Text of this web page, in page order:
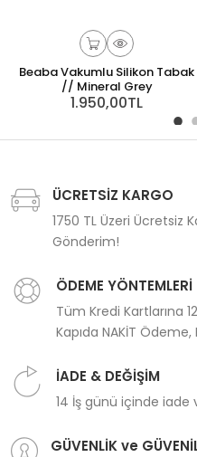
Beaba Vakumlu Silikon Tabak
// Mineral Grey
1.950,00TL
ÜCRETSİZ KARGO
1750 TL Üzeri Ücretsiz
Gönderim!
ÖDEME YÖNTEMLERİ
Tüm Kredi Kartlarına
Kapıda NAKİT Ödeme,
İADE & DEĞİŞİM
14 İş günü içinde iade
GÜVENLİK ve